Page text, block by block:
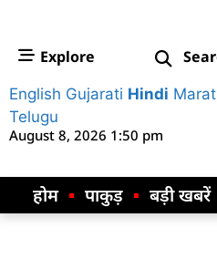
Explore
English Gujarati Hindi
Telugu
August 8, 2026 1:50 pm
होम पाकुड़ बड़ी खबरें